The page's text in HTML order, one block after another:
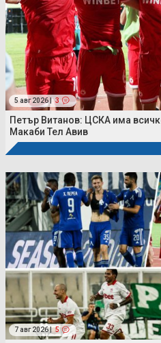
5 авг 2026 | 3
Петър Витанов: ЦСКА има
Макаби Тел Авив
7 авг 2026 | 5